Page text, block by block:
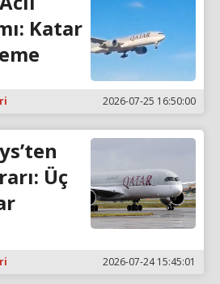
Katar
2026-07-25 16:50:00
Üç
2026-07-24 15:45:01